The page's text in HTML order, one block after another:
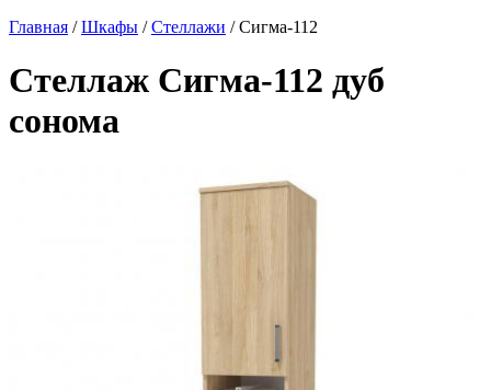
Главная / Шкафы / Стеллажи / Сигма-112
Стеллаж Сигма-112 дуб
сонома